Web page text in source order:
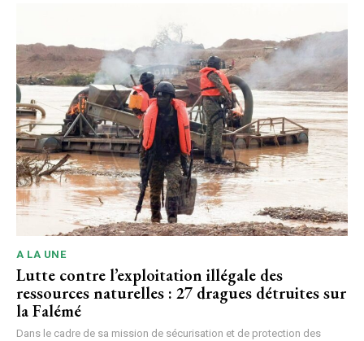
A LA UNE
Lutte contre l’exploitation illégale des
ressources naturelles : 27 dragues détruites sur
la Falémé
Dans le cadre de sa mission de sécurisation et de protection des